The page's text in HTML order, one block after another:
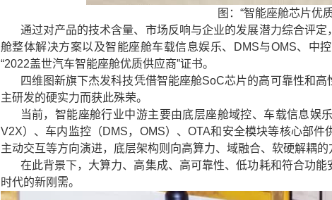
图：“智能座舱芯片优
通过对产品的技术含量、市场反响与企业的发展潜力综合评
舱整体解决方案以及智能座舱车载信息娱乐、DMS与OMS、中
“2022盖世汽车智能座舱优质供应商”证书。
四维图新旗下杰发科技凭借智能座舱SoC芯片的高可靠性和
主研发的硬实力而获此殊荣。
当前，智能座舱行业中游主要由底层座舱域控、车载信息娱
V2X）、车内监控（DMS，OMS）、OTA和安全模块等核心部件
主动交互等方向演进，底层架构则向高算力、域融合、软硬解耦的
在此背景下，大算力、高集成、高可靠性、低功耗和符合功
时代的新刚需。